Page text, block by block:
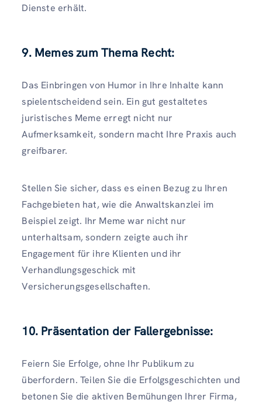
Dienste erhält.
9. Memes zum Thema Recht:
Das Einbringen von Humor in Ihre Inhalte kann
spielentscheidend sein. Ein gut gestaltetes
juristisches Meme erregt nicht nur
Aufmerksamkeit, sondern macht Ihre Praxis auch
greifbarer.
Stellen Sie sicher, dass es einen Bezug zu Ihren
Fachgebieten hat, wie die Anwaltskanzlei im
Beispiel zeigt. Ihr Meme war nicht nur
unterhaltsam, sondern zeigte auch ihr
Engagement für ihre Klienten und ihr
Verhandlungsgeschick mit
Versicherungsgesellschaften.
10. Präsentation der Fallergebnisse:
Feiern Sie Erfolge, ohne Ihr Publikum zu
überfordern. Teilen Sie die Erfolgsgeschichten und
betonen Sie die aktiven Bemühungen Ihrer Firma,